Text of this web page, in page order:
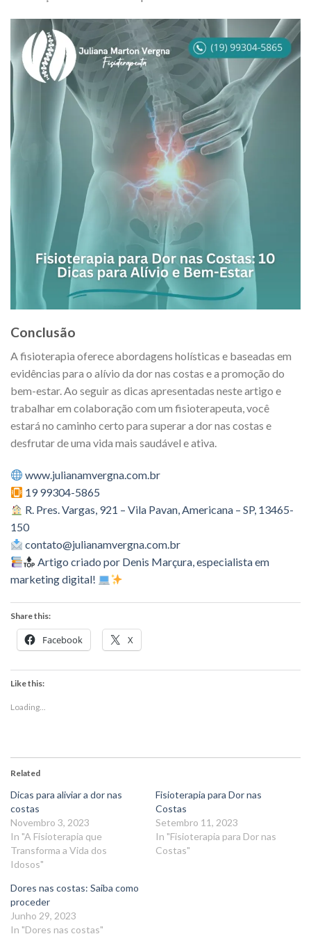
Conclusão
A fisioterapia oferece abordagens holísticas e baseadas em
evidências para o alívio da dor nas costas e a promoção do
bem-estar. Ao seguir as dicas apresentadas neste artigo e
trabalhar em colaboração com um fisioterapeuta, você
estará no caminho certo para superar a dor nas costas e
desfrutar de uma vida mais saudável e ativa.
www.julianamvergna.com.br
19 99304-5865
R. Pres. Vargas, 921 – Vila Pavan, Americana – SP, 13465-
150
contato@julianamvergna.com.br
Artigo criado por Denis Marçura, especialista em
marketing digital!
Share this:
Facebook X
Like this:
Loading...
Related
Dicas para aliviar a dor nas
costas
Novembro 3, 2023
In "A Fisioterapia que
Transforma a Vida dos
Idosos"
Fisioterapia para Dor nas
Costas
Setembro 11, 2023
In "Fisioterapia para Dor nas
Costas"
Dores nas costas: Saiba como
proceder
Junho 29, 2023
In "Dores nas costas"